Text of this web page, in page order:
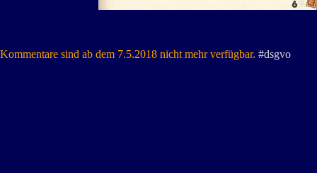
Kommentare sind ab dem 7.5.2018 nicht mehr verfügbar. #dsgvo